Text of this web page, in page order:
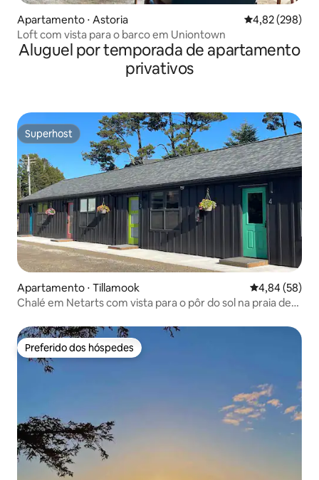
Apartamento ⋅ Astoria 4,82 de uma
4,82 (298)
Loft com vista para o barco em Uniontown
Aluguel por temporada de apartamento
privativos
Superhost
Superhost
Apartamento ⋅ Tillamook 4,84 de uma
4,84 (58)
Chalé em Netarts com vista para o pôr do sol na praia de
Preferido dos hóspedes
Preferido dos hóspedes